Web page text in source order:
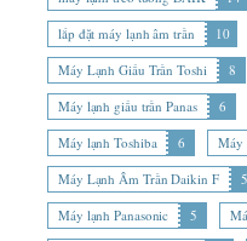
lắp đặt máy lạnh âm trần
10
Máy Lạnh Giấu Trần Toshi
8
Máy lạnh giấu trần Panas
6
Máy lạnh Toshiba
6 Máy
Máy Lạnh Âm Trần Daikin F
5
Máy lạnh Panasonic
5